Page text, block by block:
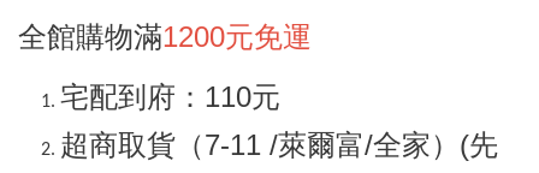
全館購物滿1200元免運
宅配到府：110元
超商取貨（7-11 /萊爾富/全家）(先